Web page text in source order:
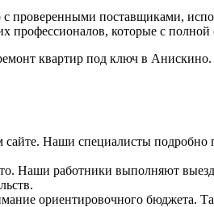
проверенными поставщиками,
профессионалов, которые с
квартир под ключ в
Наши специалисты подробно
Наши работники выполняют
ориентировочного